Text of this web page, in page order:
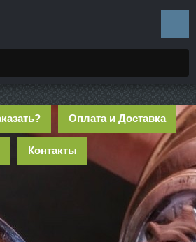
Оплата и Доставка
Контакты